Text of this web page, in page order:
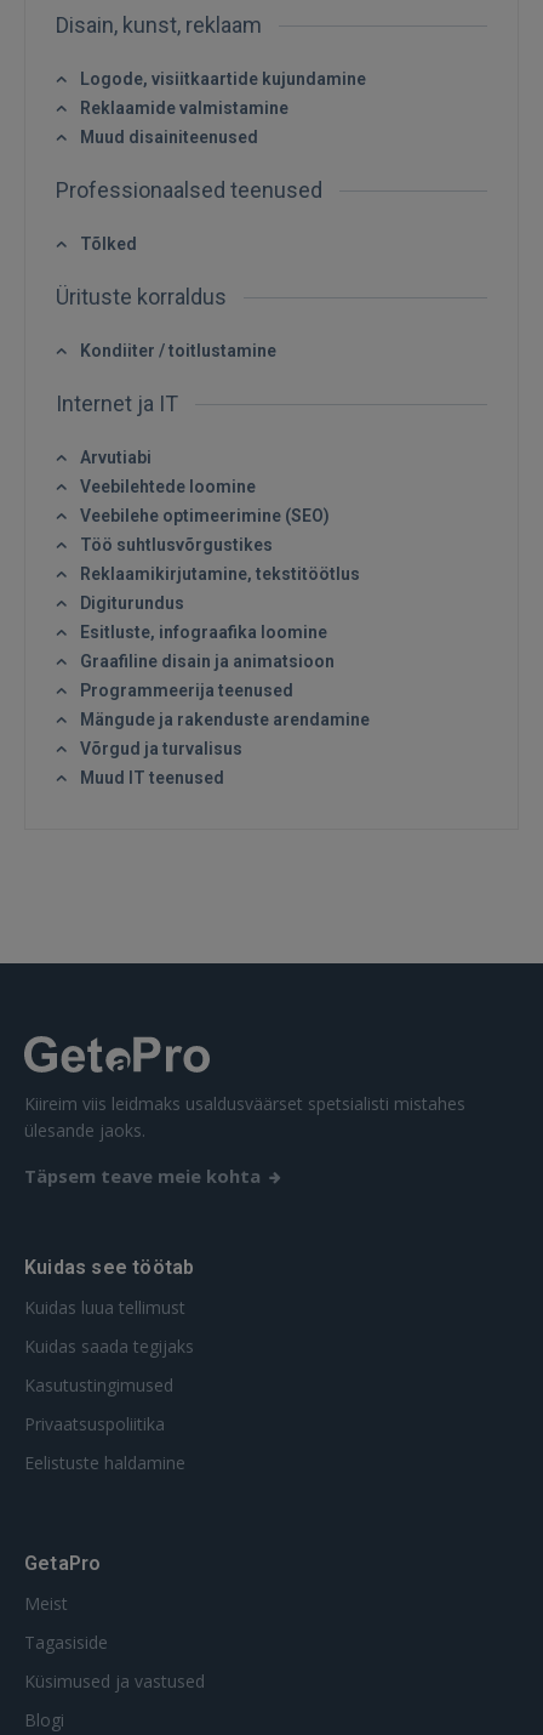
Unustasite parooli?
FACEBOOK
Ei ole veel registreerunud?
REGISTREERIMINE
Disain, kunst, reklaam
Logode, visiitkaartide kujundamine
Reklaamide valmistamine
Muud disainiteenused
Professionaalsed teenused
Tõlked
Ürituste korraldus
Kondiiter / toitlustamine
Internet ja IT
Arvutiabi
Veebilehtede loomine
Veebilehe optimeerimine (SEO)
Töö suhtlusvõrgustikes
Reklaamikirjutamine, tekstitöötlus
Digiturundus
Esitluste, infograafika loomine
Graafiline disain ja animatsioon
Programmeerija teenused
Mängude ja rakenduste arendamine
Võrgud ja turvalisus
Muud IT teenused
Kiireim viis leidmaks usaldusväärset spetsialisti mistahes
ülesande jaoks.
Täpsem teave meie kohta
Kuidas see töötab
Kuidas luua tellimust
Kuidas saada tegijaks
Kasutustingimused
Privaatsuspoliitika
Eelistuste haldamine
GetaPro
Meist
Tagasiside
Küsimused ja vastused
Blogi